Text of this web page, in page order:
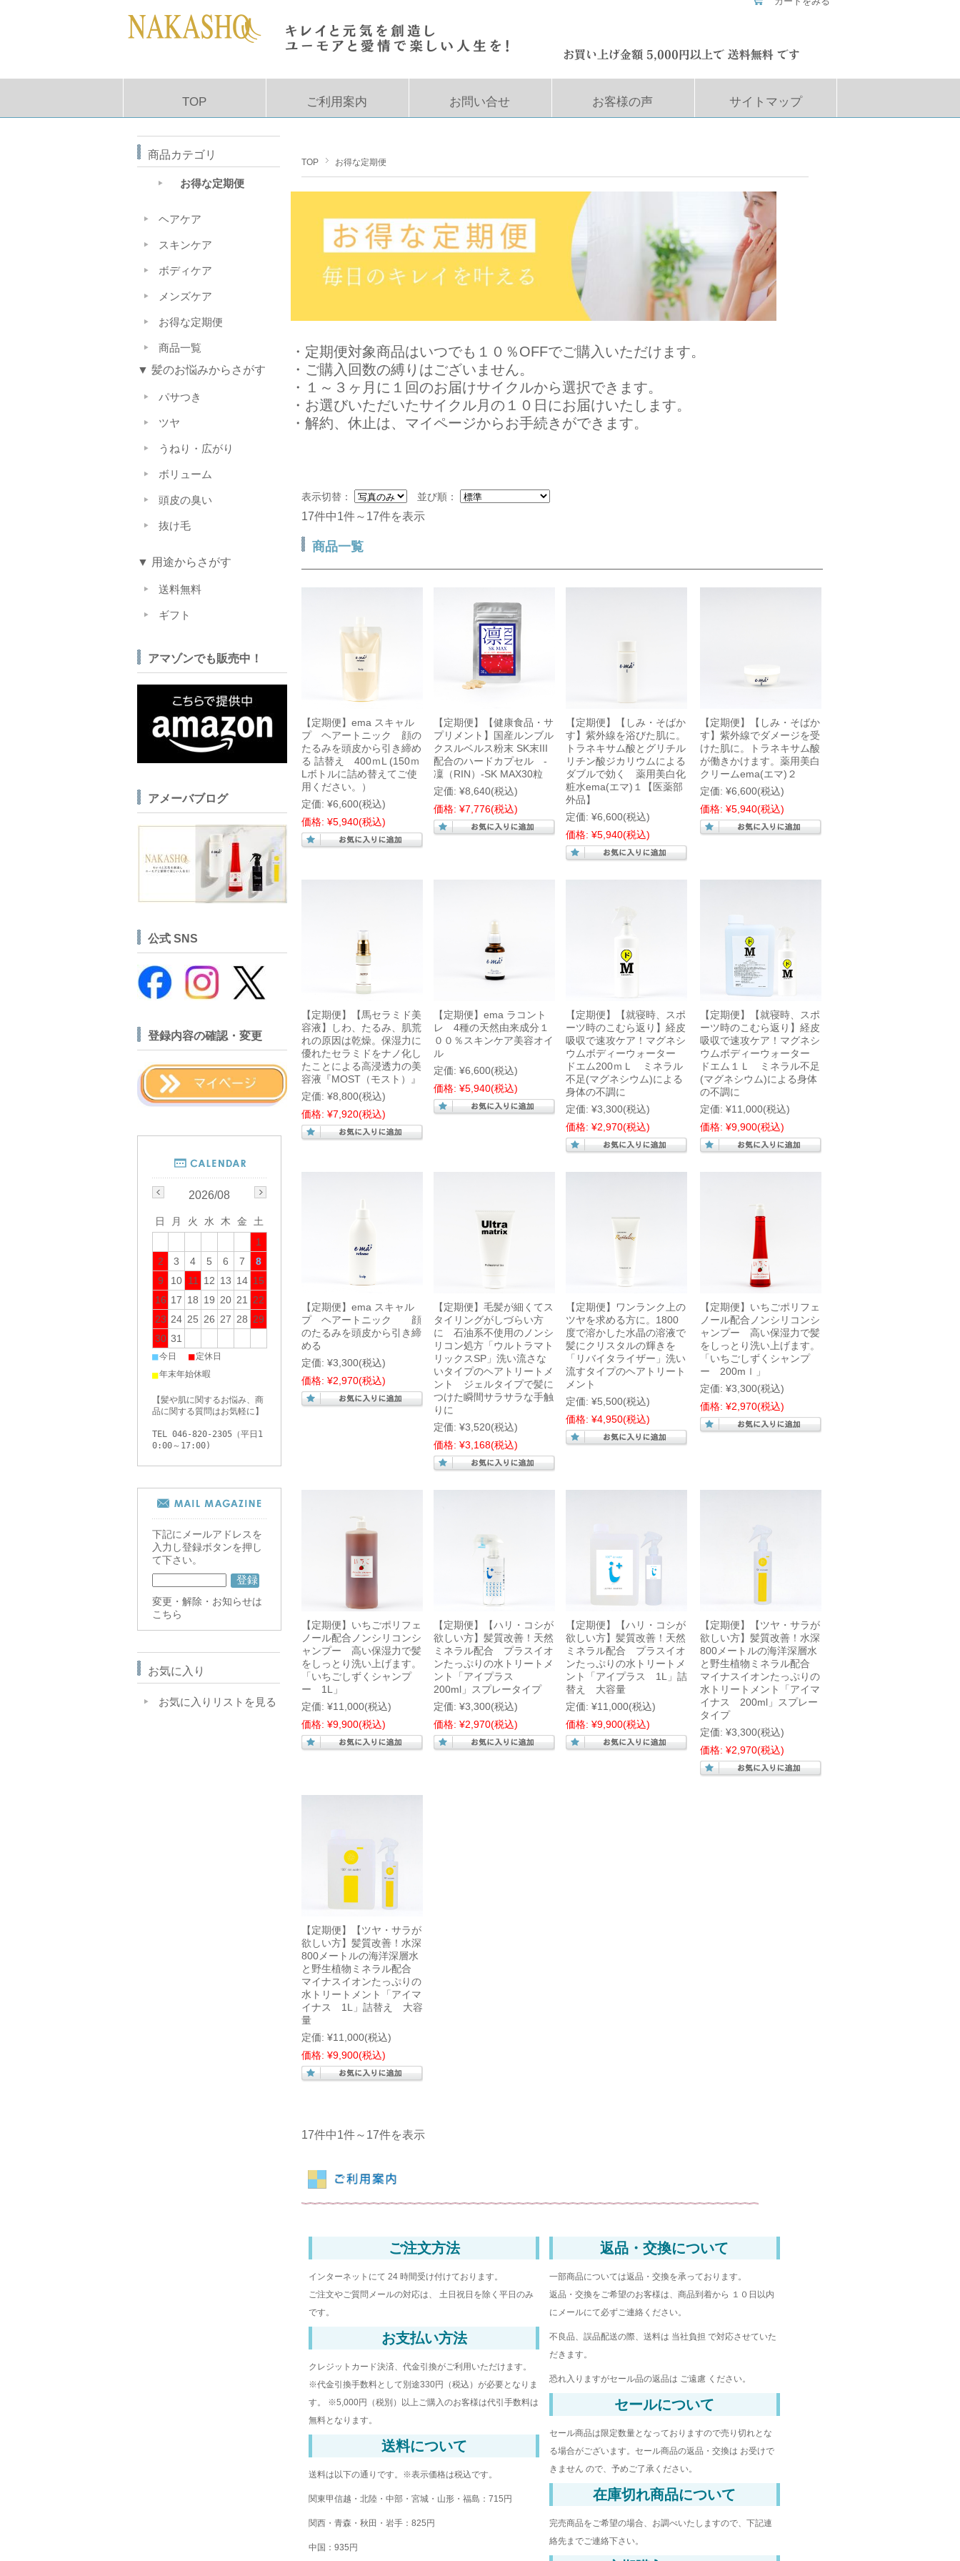
TOP ご利用案内 お問い合せ お客様の声 サイトマップ
TOP お得な定期便
・定期便対象商品はいつでも１０％OFFでご購入いただけます。
・ご購入回数の縛りはございません。
・１～３ヶ月に１回のお届けサイクルから選択できます。
・お選びいただいたサイクル月の１０日にお届けいたします。
・解約、休止は、マイページからお手続きができます。
表示切替： 並び順：
17件中1件～17件を表示
商品一覧
【定期便】ema スキャル
プ ヘアートニック 顔の
たるみを頭皮から引き締め
る 詰替え 400ｍL (150ｍ
Lボトルに詰め替えてご使
用ください。）
定価: ¥6,600(税込)
価格: ¥5,940(税込)
【定期便】【健康食品・サ
プリメント】国産ルンブル
クスルベルス粉末 SK末III
配合のハードカプセル -
凜（RIN）-SK MAX30粒
定価: ¥8,640(税込)
価格: ¥7,776(税込)
【定期便】【しみ・そばか
す】紫外線を浴びた肌に。
トラネキサム酸とグリチル
リチン酸ジカリウムによる
ダブルで効く 薬用美白化
粧水ema(エマ)１【医薬部
外品】
定価: ¥6,600(税込)
価格: ¥5,940(税込)
【定期便】【しみ・そばか
す】紫外線でダメージを受
けた肌に。トラネキサム酸
が働きかけます。薬用美白
クリームema(エマ)２
定価: ¥6,600(税込)
価格: ¥5,940(税込)
【定期便】【馬セラミド美
容液】しわ、たるみ、肌荒
れの原因は乾燥。保湿力に
優れたセラミドをナノ化し
たことによる高浸透力の美
容液『MOST（モスト）』
定価: ¥8,800(税込)
価格: ¥7,920(税込)
【定期便】ema ラコント
レ 4種の天然由来成分１
００％スキンケア美容オイ
ル
定価: ¥6,600(税込)
価格: ¥5,940(税込)
【定期便】【就寝時、スポ
ーツ時のこむら返り】経皮
吸収で速攻ケア！マグネシ
ウムボディーウォーター
ドエム200ｍＬ ミネラル
不足(マグネシウム)による
身体の不調に
定価: ¥3,300(税込)
価格: ¥2,970(税込)
【定期便】【就寝時、スポ
ーツ時のこむら返り】経皮
吸収で速攻ケア！マグネシ
ウムボディーウォーター
ドエム１Ｌ ミネラル不足
(マグネシウム)による身体
の不調に
定価: ¥11,000(税込)
価格: ¥9,900(税込)
【定期便】ema スキャル
プ ヘアートニック 顔
のたるみを頭皮から引き締
める
定価: ¥3,300(税込)
価格: ¥2,970(税込)
【定期便】毛髪が細くてス
タイリングがしづらい方
に 石油系不使用のノンシ
リコン処方「ウルトラマト
リックスSP」洗い流さな
いタイプのヘアトリートメ
ント ジェルタイプで髪に
つけた瞬間サラサラな手触
りに
定価: ¥3,520(税込)
価格: ¥3,168(税込)
【定期便】ワンランク上の
ツヤを求める方に。1800
度で溶かした水晶の溶液で
髪にクリスタルの輝きを
「リバイタライザー」洗い
流すタイプのヘアトリート
メント
定価: ¥5,500(税込)
価格: ¥4,950(税込)
【定期便】いちごポリフェ
ノール配合ノンシリコンシ
ャンプー 高い保湿力で髪
をしっとり洗い上げます。
「いちごしずくシャンプ
ー 200mｌ」
定価: ¥3,300(税込)
価格: ¥2,970(税込)
【定期便】いちごポリフェ
ノール配合ノンシリコンシ
ャンプー 高い保湿力で髪
をしっとり洗い上げます。
「いちごしずくシャンプ
ー 1L」
定価: ¥11,000(税込)
価格: ¥9,900(税込)
【定期便】【ハリ・コシが
欲しい方】髪質改善！天然
ミネラル配合 プラスイオ
ンたっぷりの水トリートメ
ント「アイプラス
200ml」スプレータイプ
定価: ¥3,300(税込)
価格: ¥2,970(税込)
【定期便】【ハリ・コシが
欲しい方】髪質改善！天然
ミネラル配合 プラスイオ
ンたっぷりの水トリートメ
ント「アイプラス 1L」詰
替え 大容量
定価: ¥11,000(税込)
価格: ¥9,900(税込)
【定期便】【ツヤ・サラが
欲しい方】髪質改善！水深
800メートルの海洋深層水
と野生植物ミネラル配合
マイナスイオンたっぷりの
水トリートメント「アイマ
イナス 200ml」スプレー
タイプ
定価: ¥3,300(税込)
価格: ¥2,970(税込)
【定期便】【ツヤ・サラが
欲しい方】髪質改善！水深
800メートルの海洋深層水
と野生植物ミネラル配合
マイナスイオンたっぷりの
水トリートメント「アイマ
イナス 1L」詰替え 大容
量
定価: ¥11,000(税込)
価格: ¥9,900(税込)
17件中1件～17件を表示
ご注文方法
インターネットにて 24 時間受け付けております。
ご注文やご質問メールの対応は、 土日祝日を除く平日のみ
です。
お支払い方法
クレジットカード決済、代金引換がご利用いただけます。
※代金引換手数料として別途330円（税込）が必要となりま
す。 ※5,000円（税別）以上ご購入のお客様は代引手数料は
無料となります。
送料について
送料は以下の通りです。※表示価格は税込です。
関東甲信越・北陸・中部・宮城・山形・福島：715円
関西・青森・秋田・岩手：825円
中国：935円
返品・交換について
一部商品については返品・交換を承っております。
返品・交換をご希望のお客様は、商品到着から １０日以内
にメールにて必ずご連絡ください。
不良品、誤品配送の際、送料は 当社負担 で対応させていた
だきます。
恐れ入りますがセール品の返品は ご遠慮 ください。
セールについて
セール商品は限定数量となっておりますので売り切れとな
る場合がございます。セール商品の返品・交換は お受けで
きません ので、予めご了承ください。
在庫切れ商品について
完売商品をご希望の場合、お調べいたしますので、下記連
絡先までご連絡下さい。
商品カテゴリ
お得な定期便
ヘアケア
スキンケア
ボディケア
メンズケア
お得な定期便
商品一覧
▼ 髪のお悩みからさがす
パサつき
ツヤ
うねり・広がり
ボリューム
頭皮の臭い
抜け毛
▼ 用途からさがす
送料無料
ギフト
アマゾンでも販売中！
アメーバブログ
公式 SNS
登録内容の確認・変更
2026/08
日 月 火 水 木 金
土
1
2
3 4 5 6 7
8
9
10 11 12 13 14 15
16 17 18 19 20 21
22
23 24 25 26 27 28 29
30 31
■今日 ■ 定休日
■年末年始休暇
【髪や肌に関するお悩み、商
品に関する質問はお気軽に】
TEL 046-820-2305（平日1
0:00～17:00)
下記にメールアドレスを
入力し登録ボタンを押し
て下さい。
変更・解除・お知らせは
こちら
お気に入り
お気に入りリストを見る